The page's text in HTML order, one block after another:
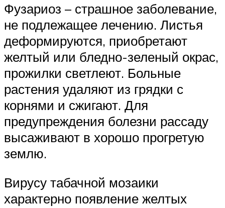
Фузариоз – страшное заболевание,
не подлежащее лечению. Листья
деформируются, приобретают
желтый или бледно-зеленый окрас,
прожилки светлеют. Больные
растения удаляют из грядки с
корнями и сжигают. Для
предупреждения болезни рассаду
высаживают в хорошо прогретую
землю.
Вирусу табачной мозаики
характерно появление желтых